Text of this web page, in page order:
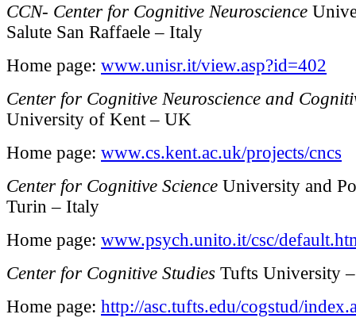
CCN- Center for Cognitive Neuroscience
Salute San Raffaele – Italy
Home page: www.unisr.it/view.asp?id=402
Center for Cognitive Neuroscience and
University of Kent – UK
Home page: www.cs.kent.ac.uk/projects/cncs
Center for Cognitive Science University and
Turin – Italy
Home page: www.psych.unito.it/csc/
Center for Cognitive Studies Tufts University
Home page: http://asc.tufts.edu/cogstud/